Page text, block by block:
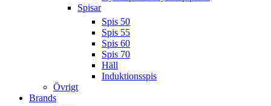
Spisar
Spis 50
Spis 55
Spis 60
Spis 70
Häll
Induktionsspis
Övrigt
Brands